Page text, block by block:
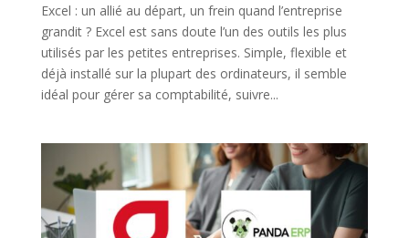
Excel : un allié au départ, un frein quand l’entreprise
grandit ? Excel est sans doute l’un des outils les plus
utilisés par les petites entreprises. Simple, flexible et
déjà installé sur la plupart des ordinateurs, il semble
idéal pour gérer sa comptabilité, suivre...